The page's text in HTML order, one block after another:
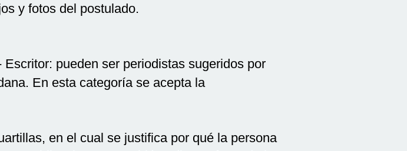
y fotos del postulado.
pueden ser periodistas sugeridos por
En esta categoría se acepta la
en el cual se justifica por qué la persona